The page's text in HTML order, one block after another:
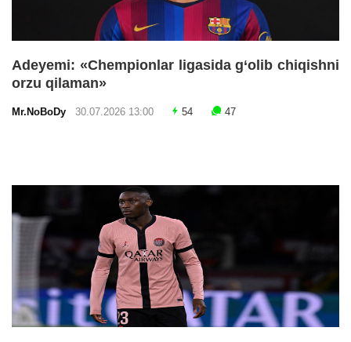
Adeyemi: «Chempionlar ligasida g‘olib chiqishni
orzu qilaman»
Mr.NoBoDy 30.07.2026 13:00 54 47